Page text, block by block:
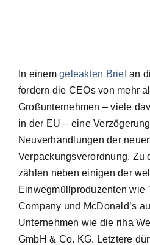
In einemgeleakten Briefan
fordern die CEOs von mehr
Großunternehmen – viele
in der EU – eine
Neuverhandlungen der
Verpackungsverordnung. Zu
zählen neben einigen der
Einwegmüllproduzenten wie
Company und McDonald’s
Unternehmen wie die riha
GmbH & Co. KG. Letztere